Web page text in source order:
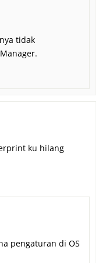
tidak
ku hilang
pengaturan di OS